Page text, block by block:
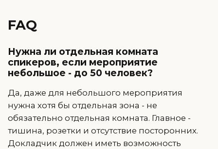
FAQ
Нужна ли отдельная комната
спикеров, если мероприятие
небольшое - до 50 человек?
Да, даже для небольшого мероприятия
нужна хотя бы отдельная зона - не
обязательно отдельная комната. Главное -
тишина, розетки и отсутствие посторонних.
Докладчик должен иметь возможность